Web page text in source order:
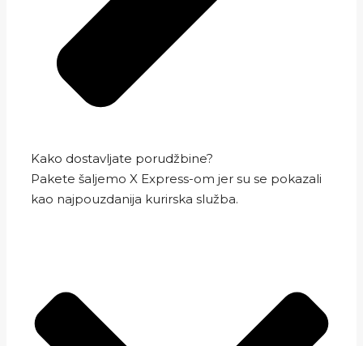
Kako dostavljate porudžbine?
Pakete šaljemo X Express-om jer su se pokazali
kao najpouzdanija kurirska služba.